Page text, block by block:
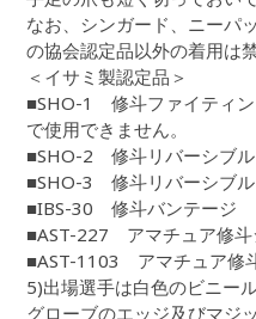
なお、シンガード、ニーパ
の協会認定品以外の着用は
＜イサミ製認定品＞
■SHO-1 修斗ファイティ
で使用できません。
■SHO-2 修斗リバーシブ
■SHO-3 修斗リバーシブ
■IBS-30 修斗バンテージ
■AST-227 アマチュア修斗
■AST-1103 アマチュア修
5)出場選手は白色のビニー
グローブのエッジ及びマジ